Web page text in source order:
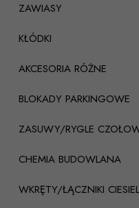
ZAWIASY
KŁÓDKI
AKCESORIA RÓŻNE
BLOKADY PARKINGOWE
ZASUWY/RYGLE
CHEMIA BUDOWLANA
WKRĘTY/ŁĄCZNIKI